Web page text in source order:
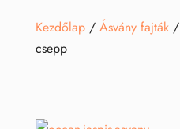
Kezdőlap/ Ásvány fajták/
csepp